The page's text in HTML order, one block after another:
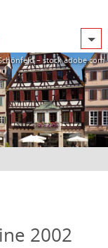
– stock.adobe.com
2002